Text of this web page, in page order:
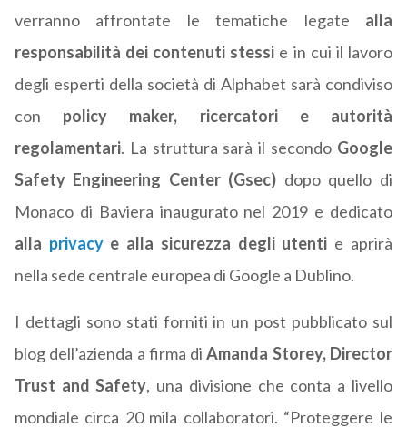
verranno affrontate le tematiche legate alla
responsabilità dei contenuti stessi e in cui il lavoro
degli esperti della società di Alphabet sarà condiviso
con policy maker, ricercatori e autorità
regolamentari. La struttura sarà il secondo Google
Safety Engineering Center (Gsec) dopo quello di
Monaco di Baviera inaugurato nel 2019 e dedicato
alla privacye alla sicurezza degli utenti e aprirà
nella sede centrale europea di Google a Dublino.
I dettagli sono stati forniti in un post pubblicato sul
blog dell’azienda a firma diAmanda Storey, Director
Trust and Safety, una divisione che conta a livello
mondiale circa 20 mila collaboratori. “Proteggere le